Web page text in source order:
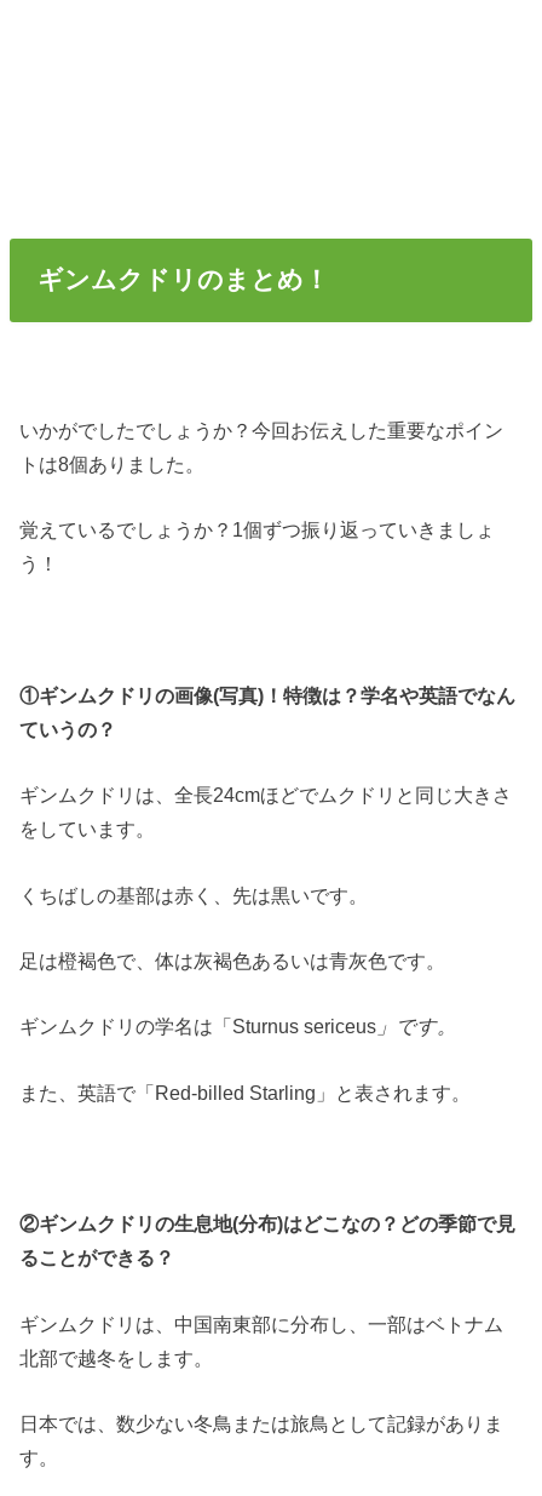
ギンムクドリのまとめ！
いかがでしたでしょうか？今回お伝えした重要なポイン
トは8個ありました。
覚えているでしょうか？1個ずつ振り返っていきましょ
う！
①ギンムクドリの画像(写真)！特徴は？学名や英語でなん
ていうの？
ギンムクドリは、全長24cmほどでムクドリと同じ大きさ
をしています。
くちばしの基部は赤く、先は黒いです。
足は橙褐色で、体は灰褐色あるいは青灰色です。
ギンムクドリの学名は「Sturnus sericeus 」です。
また、英語で「Red-billed Starling」と表されます。
②ギンムクドリの生息地(分布)はどこなの？どの季節で見
ることができる？
ギンムクドリは、中国南東部に分布し、一部はベトナム
北部で越冬をします。
日本では、数少ない冬鳥または旅鳥として記録がありま
す。